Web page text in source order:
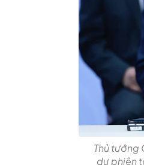
Thủ tướng
dự phiên